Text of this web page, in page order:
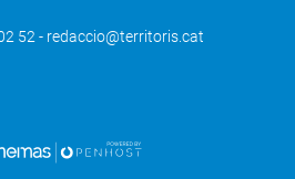
52 - redaccio@territoris.cat